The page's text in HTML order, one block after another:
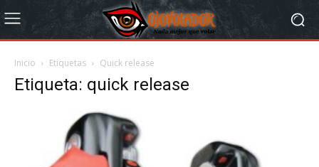
Inicio Etiquetas Quick release
Etiqueta: quick release